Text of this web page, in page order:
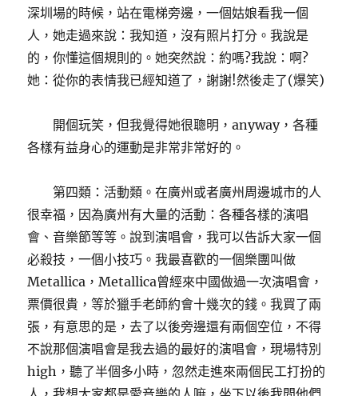
深圳場的時候，站在電梯旁邊，一個姑娘看我一個
人，她走過來說：我知道，沒有照片打分。我說是
的，你懂這個規則的。她突然說：約嗎?我說：啊?
她：從你的表情我已經知道了，謝謝!然後走了(爆笑)
開個玩笑，但我覺得她很聰明，anyway，各種
各樣有益身心的運動是非常非常好的。
第四類：活動類。在廣州或者廣州周邊城市的人
很幸福，因為廣州有大量的活動：各種各樣的演唱
會、音樂節等等。說到演唱會，我可以告訴大家一個
必殺技，一個小技巧。我最喜歡的一個樂團叫做
Metallica，Metallica曾經來中國做過一次演唱會，
票價很貴，等於獵手老師約會十幾次的錢。我買了兩
張，有意思的是，去了以後旁邊還有兩個空位，不得
不說那個演唱會是我去過的最好的演唱會，現場特別
high，聽了半個多小時，忽然走進來兩個民工打扮的